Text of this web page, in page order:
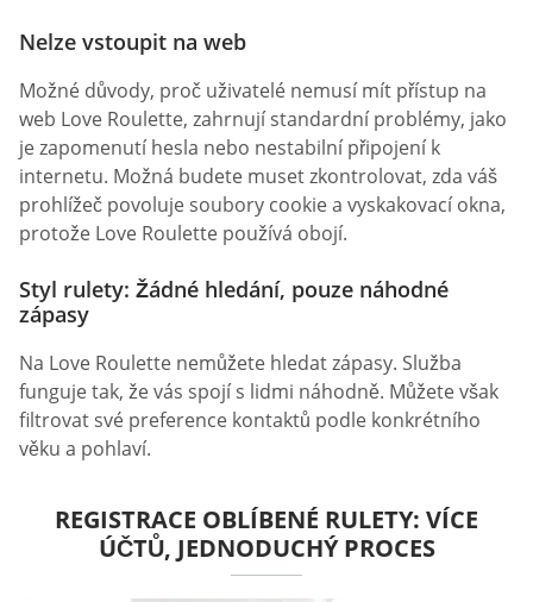
Nelze vstoupit na web
Možné důvody, proč uživatelé nemusí mít přístup na
web Love Roulette, zahrnují standardní problémy, jako
je zapomenutí hesla nebo nestabilní připojení k
internetu. Možná budete muset zkontrolovat, zda váš
prohlížeč povoluje soubory cookie a vyskakovací okna,
protože Love Roulette používá obojí.
Styl rulety: Žádné hledání, pouze náhodné
zápasy
Na Love Roulette nemůžete hledat zápasy. Služba
funguje tak, že vás spojí s lidmi náhodně. Můžete však
filtrovat své preference kontaktů podle konkrétního
věku a pohlaví.
REGISTRACE OBLÍBENÉ RULETY: VÍCE
ÚČTŮ, JEDNODUCHÝ PROCES